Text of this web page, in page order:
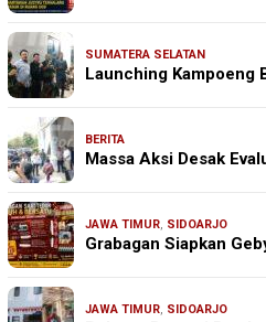
SUMATERA SELATAN
Launching Kampoeng
BERITA
Massa Aksi Desak
JAWA TIMUR, SIDOARJO
Grabagan Siapkan
JAWA TIMUR, SIDOARJO